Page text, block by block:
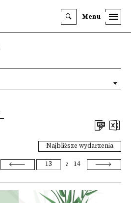
Menu
Najbliższe wydarzenia
z 14